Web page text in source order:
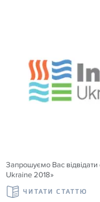
Запрошуємо Вас відвідати
Ukraine 2018»
ЧИТАТИ СТАТТЮ